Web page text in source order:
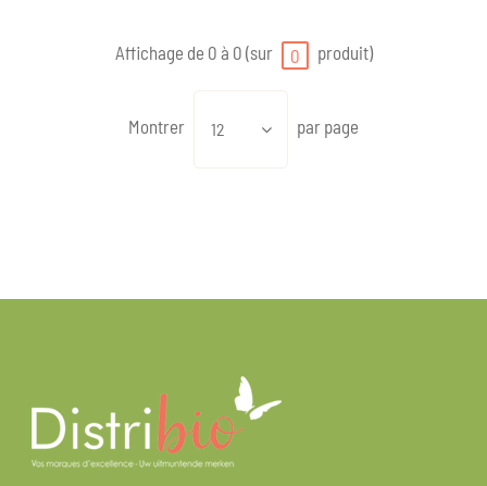
Affichage de 0 à 0 (sur 0 produit)
Montrer 12 par page